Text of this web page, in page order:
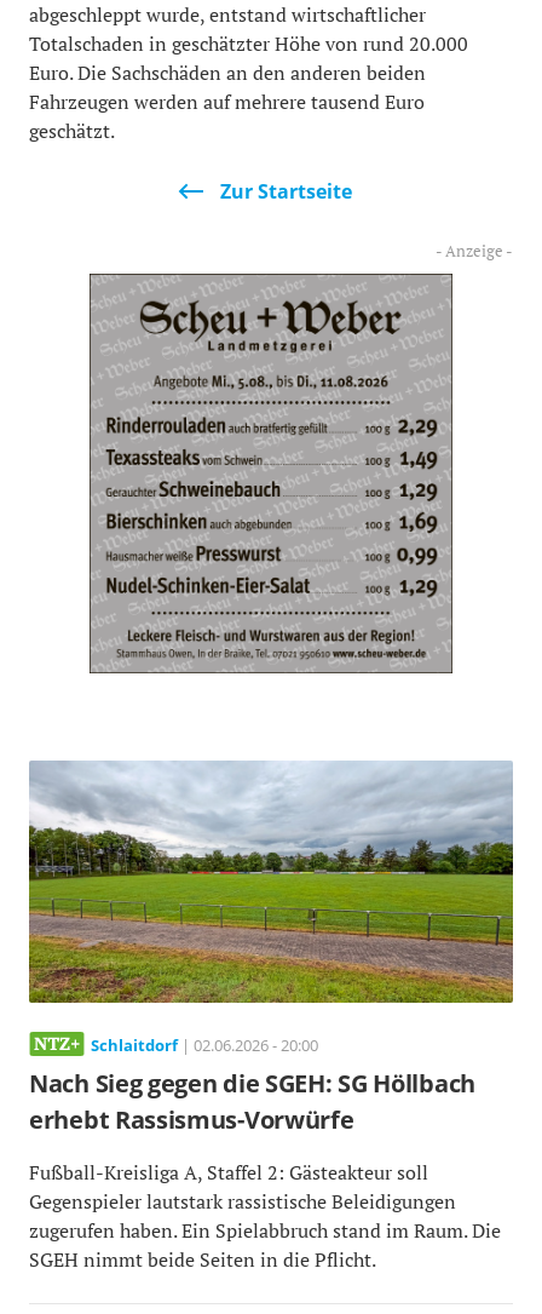
abgeschleppt wurde, entstand wirtschaftlicher
Totalschaden in geschätzter Höhe von rund 20.000
Euro. Die Sachschäden an den anderen beiden
Fahrzeugen werden auf mehrere tausend Euro
geschätzt.
Zur Startseite
Schlaitdorf| 02.06.2026 - 20:00
Nach Sieg gegen die SGEH: SG Höllbach
erhebt Rassismus-Vorwürfe
Fußball-Kreisliga A, Staffel 2: Gästeakteur soll
Gegenspieler lautstark rassistische Beleidigungen
zugerufen haben. Ein Spielabbruch stand im Raum. Die
SGEH nimmt beide Seiten in die Pflicht.